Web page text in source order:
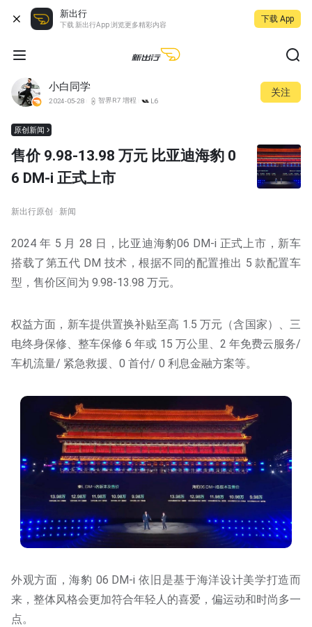
新出行
下载 新出行App 浏览更多精彩内容
下载 App
小白同学
2024-05-28 智界R7 增程 L6
关注
原创新闻
售价 9.98-13.98 万元 比亚迪海豹 0
6 DM-i 正式上市
新出行原创 · 新闻
2024 年 5 月 28 日，比亚迪海豹06 DM-i 正式上市，新车
搭载了第五代 DM 技术，根据不同的配置推出 5 款配置车
型，售价区间为 9.98-13.98 万元。
权益方面，新车提供置换补贴至高 1.5 万元（含国家）、三
电终身保修、整车保修 6 年或 15 万公里、2 年免费云服务/
车机流量/ 紧急救援、0 首付/ 0 利息金融方案等。
外观方面，海豹 06 DM-i 依旧是基于海洋设计美学打造而
来，整体风格会更加符合年轻人的喜爱，偏运动和时尚多一
点。